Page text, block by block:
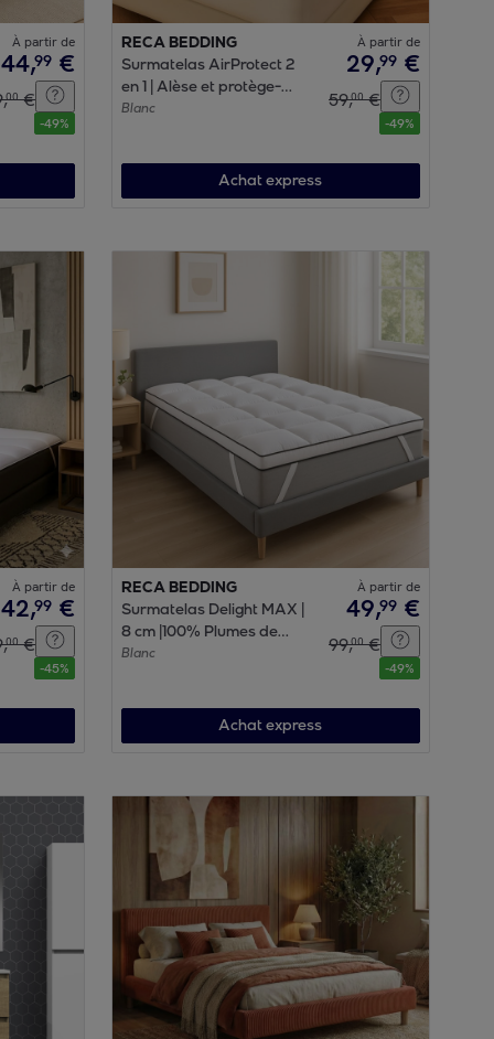
À partir de
44,99 €
,00 €
-49%
RECA BEDDING
Surmatelas AirProtect 2
en 1 | Alèse et protège-
matelas intégrés | 2 cm de
hypoallergénique
Blanc
À partir de
29,99 €
59,00 €
-49%
Achat express
À partir de
42,99 €
,00 €
-45%
RECA BEDDING
Surmatelas Delight MAX |
8 cm |100% Plumes de
canard | Sangles de
Blanc
À partir de
49,99 €
99,00 €
-49%
Achat express